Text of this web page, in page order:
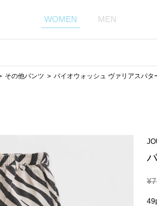
WOMEN MEN
その他パンツ バイオウォッシュ ヴァリアスパタ
¥